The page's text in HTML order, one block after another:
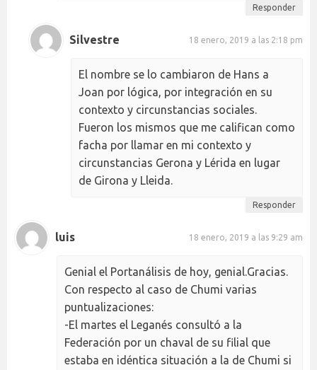
Responder
Silvestre 18 enero, 2019 a las 2:18 pm
El nombre se lo cambiaron de Hans a
Joan por lógica, por integración en su
contexto y circunstancias sociales.
Fueron los mismos que me califican como
facha por llamar en mi contexto y
circunstancias Gerona y Lérida en lugar
de Girona y Lleida.
Responder
luis 18 enero, 2019 a las 9:29 am
Genial el Portanálisis de hoy, genial.Gracias.
Con respecto al caso de Chumi varias
puntualizaciones:
-El martes el Leganés consultó a la
Federación por un chaval de su filial que
estaba en idéntica situación a la de Chumi si